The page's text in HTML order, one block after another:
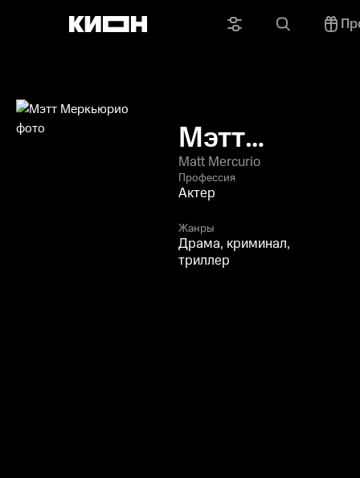
Мэтт
Меркьюрио
Matt Mercurio
Профессия
Актер
Жанры
Драма, криминал,
триллер